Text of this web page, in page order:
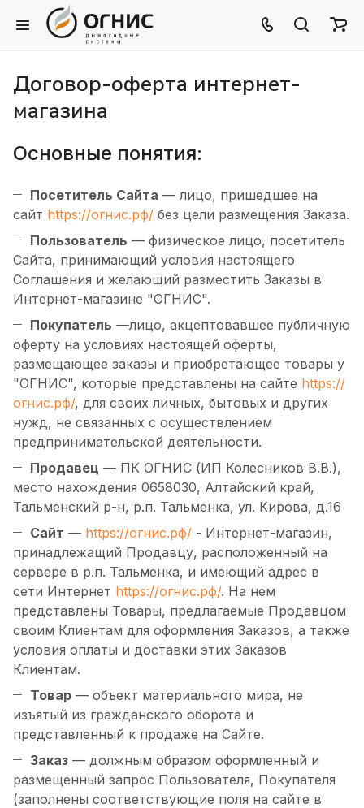
Договор-оферта интернет-
магазина
Основные понятия:
Посетитель Сайта — лицо, пришедшее на
сайт https://огнис.рф/ без цели размещения Заказа.
Пользователь — физическое лицо, посетитель
Сайта, принимающий условия настоящего
Соглашения и желающий разместить Заказы в
Интернет-магазине "ОГНИС".
Покупатель —лицо, акцептовавшее публичную
оферту на условиях настоящей оферты,
размещающее заказы и приобретающее товары у
"ОГНИС", которые представлены на сайте https://
огнис.рф/, для своих личных, бытовых и других
нужд, не связанных с осуществлением
предпринимательской деятельности.
Продавец — ПК ОГНИС (ИП Колесников В.В.),
место нахождения 0658030, Алтайский край,
Тальменский р-н, р.п. Тальменка, ул. Кирова, д.16
Сайт — https://огнис.рф/ - Интернет-магазин,
принадлежащий Продавцу, расположенный на
сервере в р.п. Тальменка, и имеющий адрес в
сети Интернет https://огнис.рф/. На нем
представлены Товары, предлагаемые Продавцом
своим Клиентам для оформления Заказов, а также
условия оплаты и доставки этих Заказов
Клиентам.
Товар — объект материального мира, не
изъятый из гражданского оборота и
представленный к продаже на Сайте.
Заказ — должным образом оформленный и
размещенный запрос Пользователя, Покупателя
(заполнены соответствующие поля на сайте в